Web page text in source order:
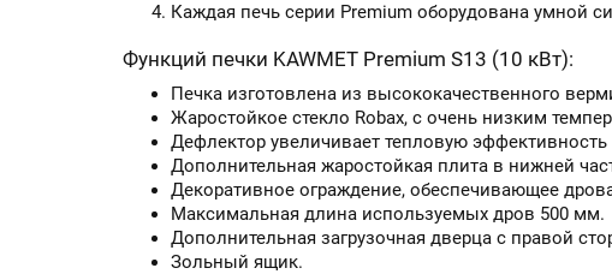
Каждая печь серии Premium оборудована умной
Функций печки KAWMET Premium S13 (10 кВт):
Печка изготовлена из высококачественного
Жаростойкое стекло Robax, с очень низким
Дефлектор увеличивает тепловую
Дополнительная жаростойкая плита в нижней
Декоративное ограждение, обеспечивающее
Максимальная длина используемых дров 500 мм.
Дополнительная загрузочная дверца с правой
Зольный ящик.